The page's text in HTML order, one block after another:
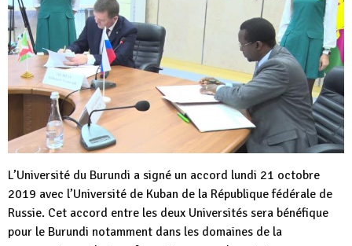
L’Université du Burundi a signé un accord lundi 21 octobre
2019 avec l’Université de Kuban de la République fédérale de
Russie. Cet accord entre les deux Universités sera bénéfique
pour le Burundi notamment dans les domaines de la